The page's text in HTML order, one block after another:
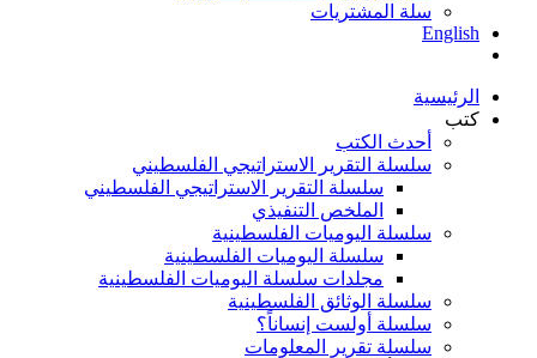
سلة المشتريات
English
الرئيسية
كتب
أحدث الكتب
سلسلة التقرير الاستراتيجي الفلسطيني
سلسلة التقرير الاستراتيجي الفلسطيني
الملخص التنفيذي
سلسلة اليوميات الفلسطينية
سلسلة اليوميات الفلسطينية
مجلدات سلسلة اليوميات الفلسطينية
سلسلة الوثائق الفلسطينية
سلسلة أولست إنساناً؟
سلسلة تقرير المعلومات